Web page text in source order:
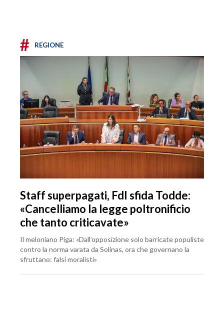
# REGIONE
Staff superpagati, FdI sfida Todde:
«Cancelliamo la legge poltronificio
che tanto criticavate»
Il meloniano Piga: «Dall’opposizione solo barricate populiste
contro la norma varata da Solinas, ora che governano la
sfruttano: falsi moralisti»